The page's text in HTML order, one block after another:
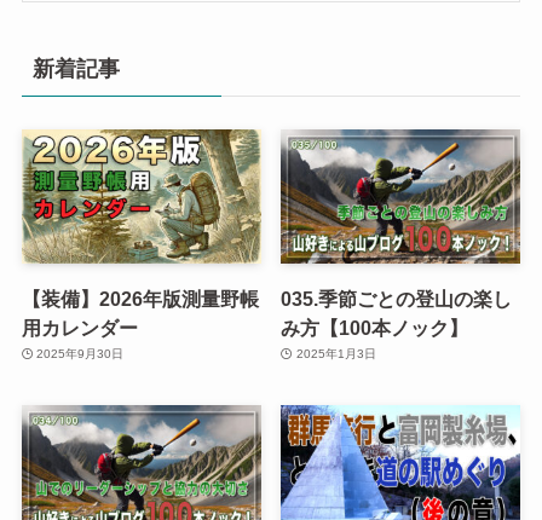
新着記事
【装備】2026年版測量野帳
用カレンダー
2025年9月30日
035.季節ごとの登山の楽し
み方【100本ノック】
2025年1月3日